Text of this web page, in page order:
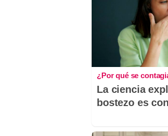
¿Por qué se
La ciencia
bostezo es